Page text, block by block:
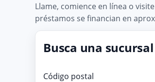
Llame, comience en línea o
préstamos se financian en
Busca una sucursal
Código postal